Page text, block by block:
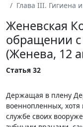
Глава III. Гигиена
Женевская
обращении
(Женева, 12
Статья 32
Держащая в плену
военнопленных,
службе своих